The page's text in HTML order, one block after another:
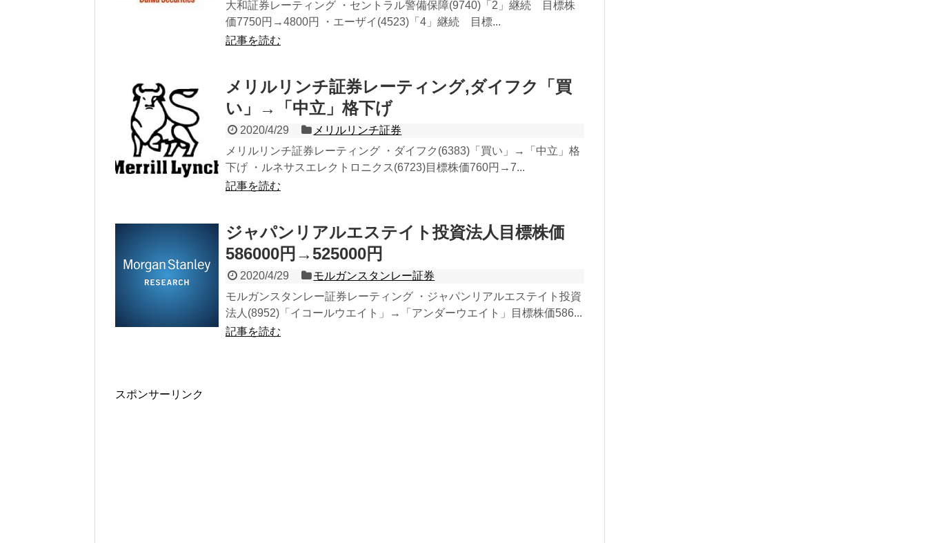
大和証券レーティング ・セントラル警備保障(9740)「2」継続 目標株
価7750円→4800円 ・エーザイ(4523)「4」継続 目標...
記事を読む
メリルリンチ証券レーティング,ダイフク「買
い」→「中立」格下げ
2020/4/29
メリルリンチ証券
メリルリンチ証券レーティング ・ダイフク(6383)「買い」→「中立」格
下げ ・ルネサスエレクトロニクス(6723)目標株価760円→7...
記事を読む
ジャパンリアルエステイト投資法人目標株価
586000円→525000円
2020/4/29
モルガンスタンレー証券
モルガンスタンレー証券レーティング ・ジャパンリアルエステイト投資
法人(8952)「イコールウエイト」→「アンダーウエイト」目標株価586...
記事を読む
スポンサーリンク